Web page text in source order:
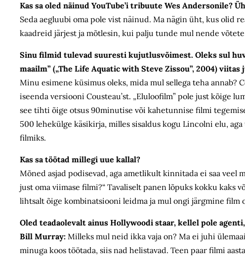
Kas sa oled näinud YouTube’i tribuute Wes Andersonile?
Seda aegluubi oma pole vist näinud. Ma nägin üht, kus olid
kaadreid järjest ja mõtlesin, kui palju tunde mul nende võtete
Sinu filmid tulevad suuresti kujutlusvõimest. Oleks sul
maailm” („The Life Aquatic with Steve Zissou”, 2004) viitas
Minu esimene küsimus oleks, mida mul sellega teha annab?
iseenda versiooni Cousteau’st. „Eluloofilm” pole just kõige
see tihti õige otsus 90minutise või kahetunnise filmi
500 lehekülge käsikirja, milles sisaldus kogu Lincolni elu,
filmiks.
Kas sa töötad millegi uue kallal?
Mõned asjad podisevad, aga ametlikult kinnitada ei saa veel
just oma viimase filmi?“ Tavaliselt panen lõpuks kokku kaks
lihtsalt õige kombinatsiooni leidma ja mul ongi järgmine film
Oled teadaolevalt ainus Hollywoodi staar, kellel pole
Bill Murray: Milleks mul neid ikka vaja on? Ma ei juhi
minuga koos töötada, siis nad helistavad. Teen paar filmi